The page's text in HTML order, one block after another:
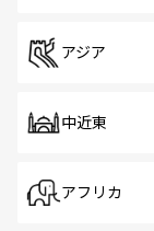
アジア
中近東
アフリカ